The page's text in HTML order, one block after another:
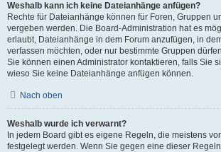
Weshalb kann ich keine Dateianhänge anfügen?
Rechte für Dateianhänge können für Foren, Gruppen
vergeben werden. Die Board-Administration hat es
erlaubt, Dateianhänge in dem Forum anzufügen, in
verfassen möchten, oder nur bestimmte Gruppen
Sie können einen Administrator kontaktieren, falls Sie
wieso Sie keine Dateianhänge anfügen können.
Nach oben
Weshalb wurde ich verwarnt?
In jedem Board gibt es eigene Regeln, die meistens
festgelegt werden. Wenn Sie gegen eine dieser